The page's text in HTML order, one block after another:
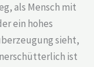
als Mensch mit
ein hohes
sieht,
ist